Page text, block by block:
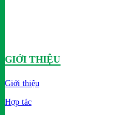
GIỚI THIỆU
Giới thiệu
Hợp tác